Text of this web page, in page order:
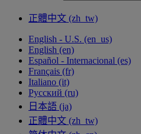
正體中文 ‎(zh_tw)‎
English - U.S. ‎(en_us)‎
English ‎(en)‎
Español - Internacional ‎(es)‎
Français ‎(fr)‎
Italiano ‎(it)‎
Русский ‎(ru)‎
日本語 ‎(ja)‎
正體中文 ‎(zh_tw)‎